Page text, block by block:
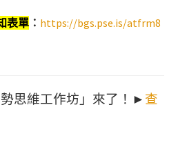
表單 ： https://bgs.pse.is/atfrm8
思維工作坊」來了！► 查